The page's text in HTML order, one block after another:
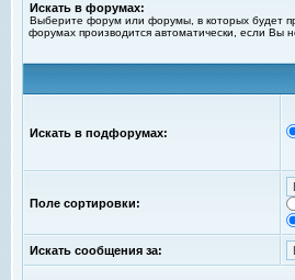
Искать в форумах:
Выберите форум или форумы, в которых будет
форумах производится автоматически, если
Искать в подфорумах:
Поле сортировки:
Искать сообщения за: